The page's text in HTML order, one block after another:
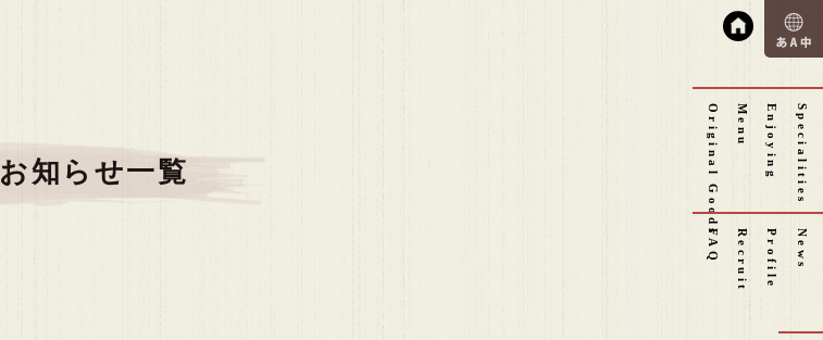
Specialities
Enjoying
Menu
Original Goods
News
Profile
Recruit
FAQ
お知らせ一覧